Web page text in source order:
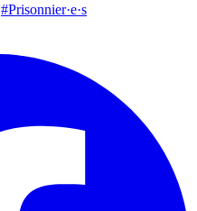
#Prisonnier·e·s